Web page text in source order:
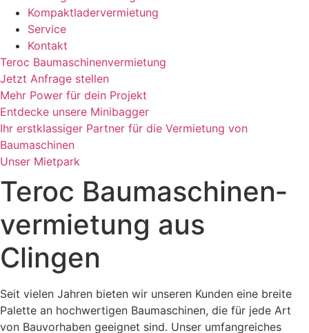
Kompaktladervermietung
Service
Kontakt
Teroc Baumaschinenvermietung
Jetzt Anfrage stellen
Mehr Power für dein Projekt
Entdecke unsere Minibagger
Ihr erstklassiger Partner für die Vermietung von
Baumaschinen
Unser Mietpark
Teroc Baumaschinen­
vermietung aus
Clingen
Seit vielen Jahren bieten wir unseren Kunden eine breite
Palette an hochwertigen Baumaschinen, die für jede Art
von Bauvorhaben geeignet sind. Unser umfangreiches